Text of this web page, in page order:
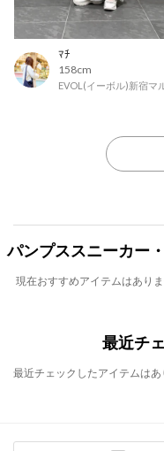
ﾏﾁ
158cm
EVOL(イーボル)新宿マ
パンプススニーカー
現在おすすめアイテムはありま
最近チ
最近チェックしたアイテムはあ